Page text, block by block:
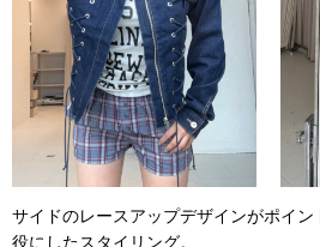
サイドのレースアップデザインがポイ
役にしたスタイリング。